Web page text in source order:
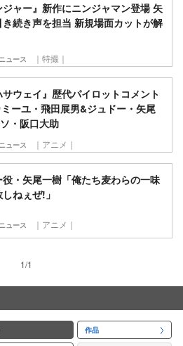
ジャー』新作にニンジャマン登場 矢
き続き声を担当 新規場面カットが解
ニュース ｜特撮｜
サウェイ』歴代パイロットコメント
ーユ・飛田展男&ジュドー・矢尾
・阪口大助
ニュース ｜アニメ｜
役・矢尾一樹「俺たち麦わらの一味
ねぇぜ!」
ニュース ｜アニメ｜
1/1
作品